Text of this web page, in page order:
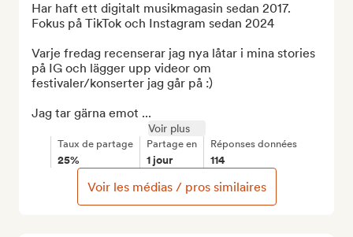
Har haft ett digitalt musikmagasin sedan 2017.
Fokus på TikTok och Instagram sedan 2024
Varje fredag recenserar jag nya låtar i mina stories
på IG och lägger upp videor om
festivaler/konserter jag går på :)
Jag tar gärna emot ...
Voir plus
Taux de partage
25%
Partage en
1 jour
Réponses données
114
Voir les médias / pros similaires